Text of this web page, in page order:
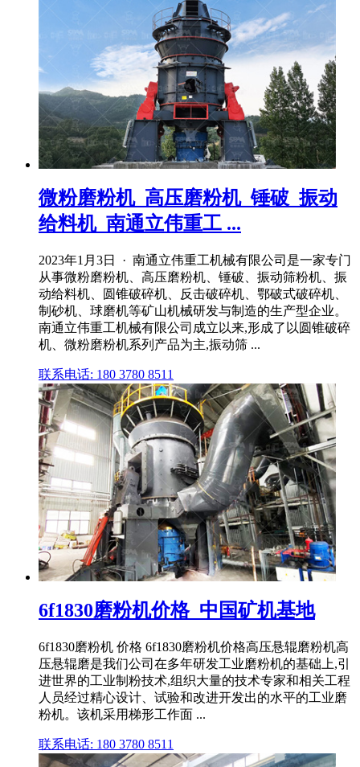
微粉磨粉机_高压磨粉机_锤破_振动
给料机_南通立伟重工 ...
2023年1月3日 · 南通立伟重工机械有限公司是一家专门
从事微粉磨粉机、高压磨粉机、锤破、振动筛粉机、振
动给料机、圆锥破碎机、反击破碎机、鄂破式破碎机、
制砂机、球磨机等矿山机械研发与制造的生产型企业。
南通立伟重工机械有限公司成立以来,形成了以圆锥破碎
机、微粉磨粉机系列产品为主,振动筛 ...
联系电话: 180 3780 8511
6f1830磨粉机价格_中国矿机基地
6f1830磨粉机 价格 6f1830磨粉机价格高压悬辊磨粉机高
压悬辊磨是我们公司在多年研发工业磨粉机的基础上,引
进世界的工业制粉技术,组织大量的技术专家和相关工程
人员经过精心设计、试验和改进开发出的水平的工业磨
粉机。该机采用梯形工作面 ...
联系电话: 180 3780 8511